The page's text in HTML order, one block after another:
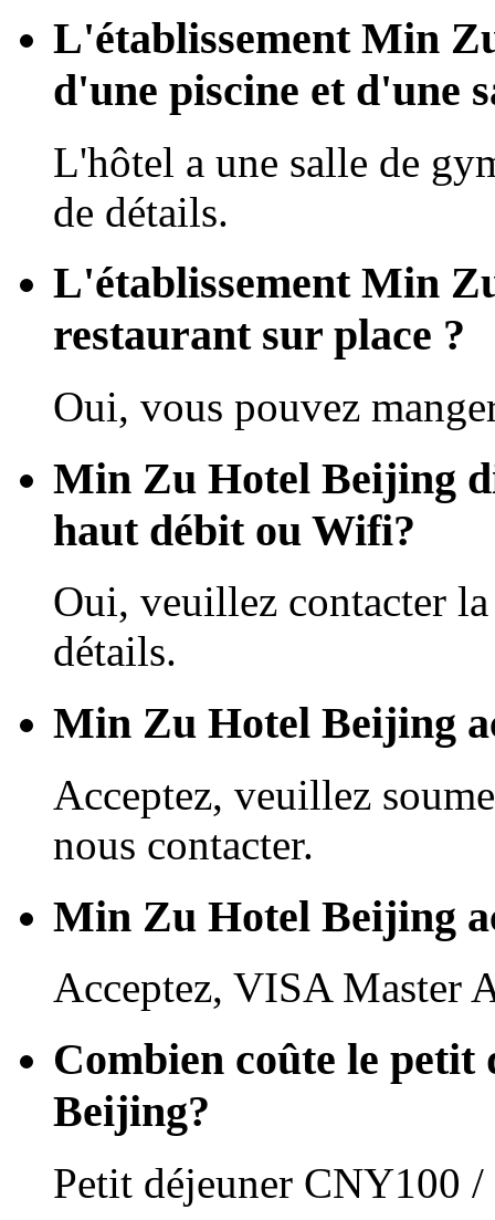
L'établissement Min
d'une piscine et d'une
L'hôtel a une salle de
de détails.
L'établissement Min
restaurant sur place ?
Oui, vous pouvez
Min Zu Hotel Beijing
haut débit ou Wifi?
Oui, veuillez contacter
détails.
Min Zu Hotel Beijing
Acceptez, veuillez
nous contacter.
Min Zu Hotel Beijing
Acceptez, VISA Master
Combien coûte le
Beijing?
Petit déjeuner CNY100 /